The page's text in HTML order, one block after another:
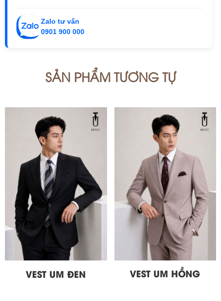
Zalo tư vấn
0901 900 000
SẢN PHẨM TƯƠNG TỰ
VEST UM ĐEN VEST UM HỒNG